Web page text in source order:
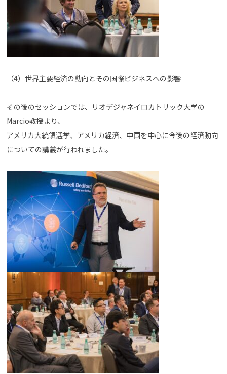
（4）世界主要経済の動向とその国際ビジネスへの影響
その後のセッションでは、リオデジャネイロカトリック大学の
Marcio教授より、
アメリカ大統領選挙、アメリカ経済、中国を中心に今後の経済動向
についての講義が行われました。